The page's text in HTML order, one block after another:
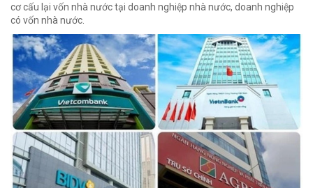
cơ cấu lại vốn nhà nước tại doanh nghiệp nhà nước, doanh nghiệp
có vốn nhà nước.